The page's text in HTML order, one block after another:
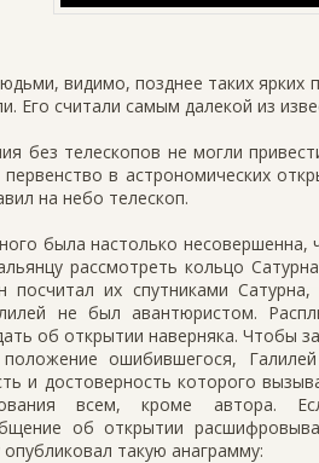
видимо, позднее таких
Его считали самым далекой из
без телескопов не могли
в астрономических
на небо телескоп.
была настолько
рассмотреть кольцо
посчитал их спутниками
не был авантюристом.
об открытии наверняка. Чтобы
ошибившегося,
и достоверность которого
всем, кроме автора.
об открытии
такую анаграмму: